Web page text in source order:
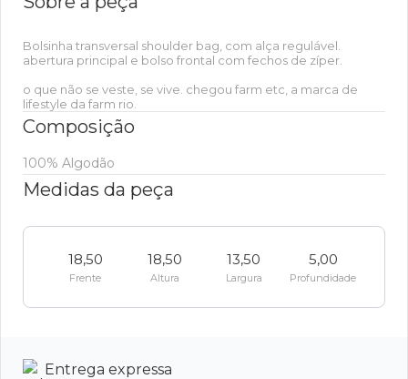
Bolsinha transversal shoulder bag, com alça regulável.
abertura principal e bolso frontal com fechos de zíper.
o que não se veste, se vive. chegou farm etc, a marca de
lifestyle da farm rio.
Composição
100% Algodão
Medidas da peça
18,50
Frente
18,50
Altura
13,50
Largura
5,00
Profundidade
Entrega expressa